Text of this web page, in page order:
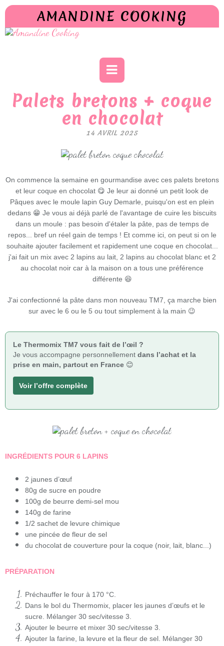
AMANDINE COOKING
Palets bretons + coque
en chocolat
14 AVRIL 2025
On commence la semaine en gourmandise avec ces palets bretons
et leur coque en chocolat 😋 Je leur ai donné un petit look de
Pâques avec le moule lapin Guy Demarle, puisqu'on est en plein
dedans 😁 Je vous ai déjà parlé de l'avantage de cuire les biscuits
dans un moule : pas besoin d'étaler la pâte, pas de temps de
repos... bref un réel gain de temps ! Et comme ici, on peut si on le
souhaite ajouter facilement et rapidement une coque en chocolat...
j'ai fait un mix avec 2 lapins au lait, 2 lapins au chocolat blanc et 2
au chocolat noir car à la maison on a tous une préférence
différente 😆
J'ai confectionné la pâte dans mon nouveau TM7, ça marche bien
sur avec le 6 ou le 5 ou tout simplement à la main 😉
Le Thermomix TM7 vous fait de l’œil ?
Je vous accompagne personnellement dans l’achat et la
prise en main, partout en France 😊
Voir l’offre complète
INGRÉDIENTS POUR 6 LAPINS
2 jaunes d’œuf
80g de sucre en poudre
100g de beurre demi-sel mou
140g de farine
1/2 sachet de levure chimique
une pincée de fleur de sel
du chocolat de couverture pour la coque (noir, lait, blanc...)
PRÉPARATION
Préchauffer le four à 170 °C.
Dans le bol du Thermomix, placer les jaunes d’œufs et le
sucre. Mélanger 30 sec/vitesse 3.
Ajouter le beurre et mixer 30 sec/vitesse 3.
Ajouter la farine, la levure et la fleur de sel. Mélanger 30